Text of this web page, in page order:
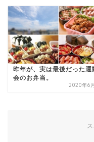
昨年が、実は最後だった運
会のお弁当。
2020年6